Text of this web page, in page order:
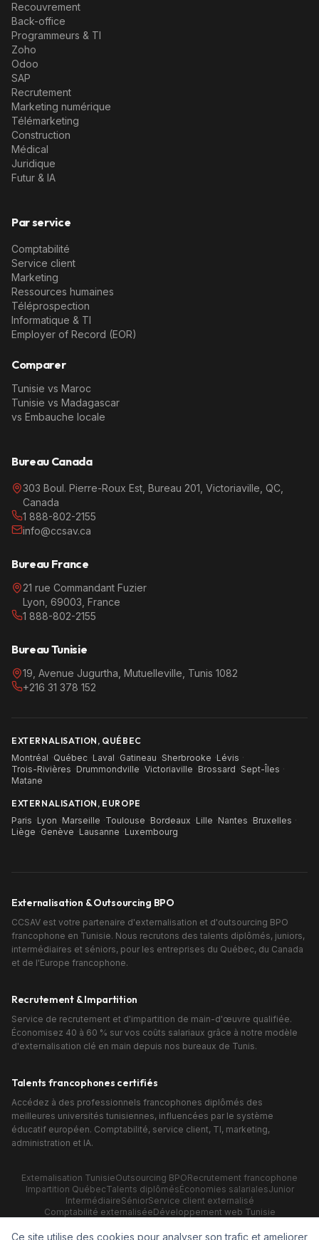
Recouvrement
Back-office
Programmeurs & TI
Zoho
Odoo
SAP
Recrutement
Marketing numérique
Télémarketing
Construction
Médical
Juridique
Futur & IA
Par service
Comptabilité
Service client
Marketing
Ressources humaines
Téléprospection
Informatique & TI
Employer of Record (EOR)
Comparer
Tunisie vs Maroc
Tunisie vs Madagascar
vs Embauche locale
Bureau Canada
303 Boul. Pierre-Roux Est, Bureau 201, Victoriaville, QC,
Canada
1 888-802-2155
info@ccsav.ca
Bureau France
21 rue Commandant Fuzier
Lyon, 69003, France
1 888-802-2155
Bureau Tunisie
19, Avenue Jugurtha, Mutuelleville, Tunis 1082
+216 31 378 152
EXTERNALISATION, QUÉBEC
Montréal ·Québec ·Laval ·Gatineau ·Sherbrooke ·Lévis ·
Trois-Rivières ·Drummondville ·Victoriaville ·Brossard ·Sept-Îles ·
Matane
EXTERNALISATION, EUROPE
Paris ·Lyon ·Marseille ·Toulouse ·Bordeaux ·Lille ·Nantes ·Bruxelles ·
Liège ·Genève ·Lausanne ·Luxembourg
Externalisation & Outsourcing BPO
CCSAV est votre partenaire d'externalisation et d'outsourcing BPO
francophone en Tunisie. Nous recrutons des talents diplômés, juniors,
intermédiaires et séniors, pour les entreprises du Québec, du Canada
et de l'Europe francophone.
Recrutement & Impartition
Service de recrutement et d'impartition de main-d'œuvre qualifiée.
Économisez 40 à 60 % sur vos coûts salariaux grâce à notre modèle
d'externalisation clé en main depuis nos bureaux de Tunis.
Talents francophones certifiés
Accédez à des professionnels francophones diplômés des
meilleures universités tunisiennes, influencées par le système
éducatif européen. Comptabilité, service client, TI, marketing,
administration et IA.
Externalisation TunisieOutsourcing BPORecrutement francophone
Impartition QuébecTalents diplômésÉconomies salarialesJunior
IntermédiaireSéniorService client externalisé
Comptabilité externaliséeDéveloppement web Tunisie
Ce site utilise des cookies pour analyser son trafic et ameliorer